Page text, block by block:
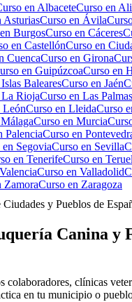
en AlbaceteCurso en
AsturiasCurso en Ávila
BurgosCurso en Cáceres
en CastellónCurso en
CuencaCurso en Girona
en GuipúzcoaCurso en
Islas BalearesCurso en Jaén
La RiojaCurso en Las
LeónCurso en LleidaCurso
MálagaCurso en Murcia
PalenciaCurso en
SegoviaCurso en Sevilla
en TenerifeCurso en Teruel
ValenciaCurso en Valladolid
ZamoraCurso en Zaragoza
y Pueblos de
Canina y
colaboradores, clínicas
en tu municipio o